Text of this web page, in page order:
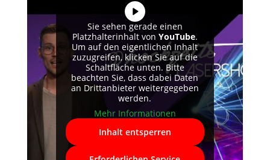
Sie sehen gerade einen
Platzhalterinhalt von YouTube.
Um auf den eigentlichen Inhalt
zuzugreifen, klicken Sie auf die
Schaltfläche unten. Bitte
beachten Sie, dass dabei Daten
an Drittanbieter weitergegeben
werden.
Mehr Informationen
Inhalt entsperren